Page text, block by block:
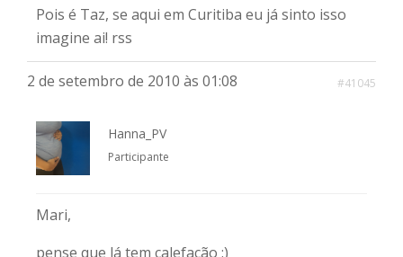
Pois é Taz, se aqui em Curitiba eu já sinto isso
imagine ai! rss
2 de setembro de 2010 às 01:08 #41045
Hanna_PV
Participante
Mari,
pense que lá tem calefação :)